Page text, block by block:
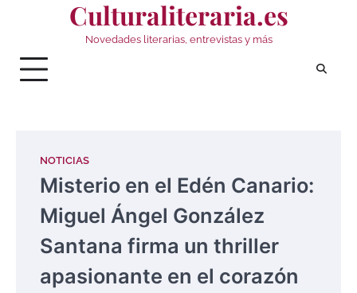
Culturaliteraria.es
Novedades literarias, entrevistas y más
NOTICIAS
Misterio en el Edén Canario:
Miguel Ángel González
Santana firma un thriller
apasionante en el corazón